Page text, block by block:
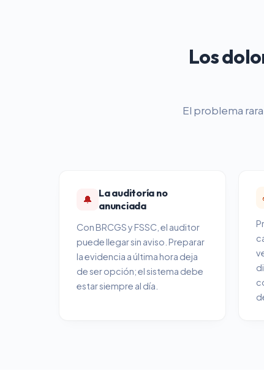
Los
El problema
🔔
La auditoría no
anunciada
Con BRCGS y FSSC, el auditor
puede llegar sin aviso. Preparar
la evidencia a última hora deja
de ser opción; el sistema debe
estar siempre al día.